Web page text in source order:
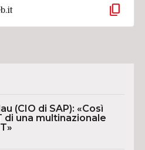
content_copy
(CIO di SAP): «Così
di una multinazionale